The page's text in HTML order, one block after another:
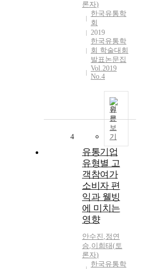
론자)
한국유통학
회
2019
한국유통학
회 학술대회
발표논문집
Vol.2019
No.4
원
문
보
기
4
유통기업
유형별 고
객참여가
소비자 편
익과 웰빙
에 미치는
영향
안수진 ,정 연
승,이희태(토
론자)
한국유통학